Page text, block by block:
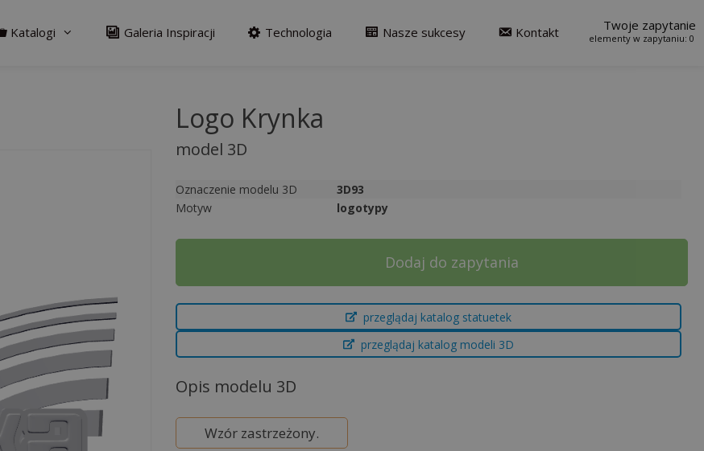
Katalogi Galeria Inspiracji Technologia Nasze sukcesy Kontakt 0
Twoje zapytanie
Logo Krynka
model 3D
Oznaczenie modelu 3D
3D93
Motyw
logotypy
Dodaj do zapytania
A
e
r
a
t
przeglądaj katalog statuetek
przeglądaj katalog modeli 3D
Opis modelu 3D
Wzór zastrzeżony.